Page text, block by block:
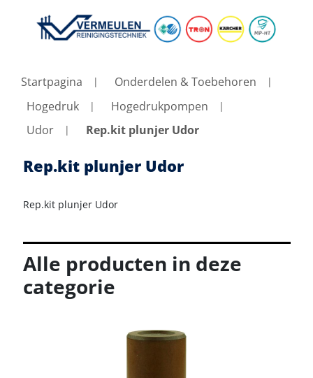
Startpagina
Onderdelen & Toebehoren
Hogedruk
Hogedrukpompen
Udor
Rep.kit plunjer Udor
Rep.kit plunjer Udor
Rep.kit plunjer Udor
Alle producten in deze
categorie